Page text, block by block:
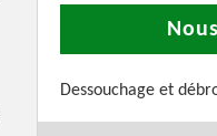
Dessouchage et